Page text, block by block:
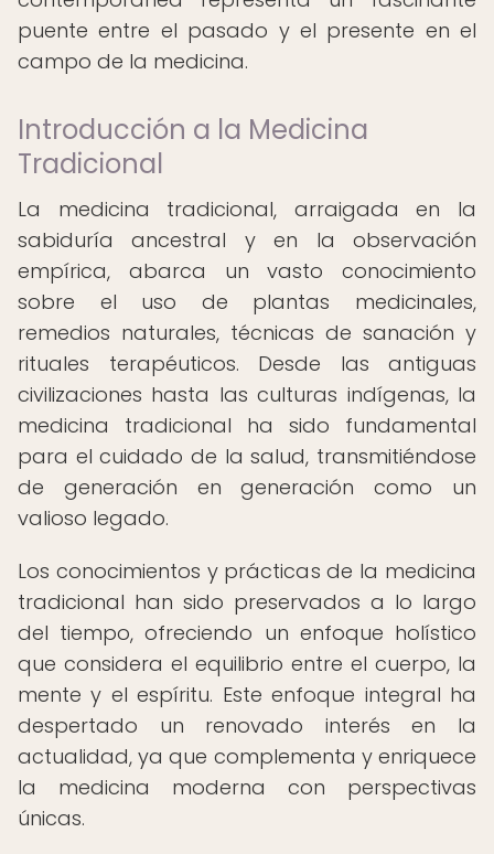
puente entre el pasado y el presente en el
campo de la medicina.
Introducción a la Medicina
Tradicional
La medicina tradicional, arraigada en la
sabiduría ancestral y en la observación
empírica, abarca un vasto conocimiento
sobre el uso de plantas medicinales,
remedios naturales, técnicas de sanación y
rituales terapéuticos. Desde las antiguas
civilizaciones hasta las culturas indígenas, la
medicina tradicional ha sido fundamental
para el cuidado de la salud, transmitiéndose
de generación en generación como un
valioso legado.
Los conocimientos y prácticas de la medicina
tradicional han sido preservados a lo largo
del tiempo, ofreciendo un enfoque holístico
que considera el equilibrio entre el cuerpo, la
mente y el espíritu. Este enfoque integral ha
despertado un renovado interés en la
actualidad, ya que complementa y enriquece
la medicina moderna con perspectivas
únicas.